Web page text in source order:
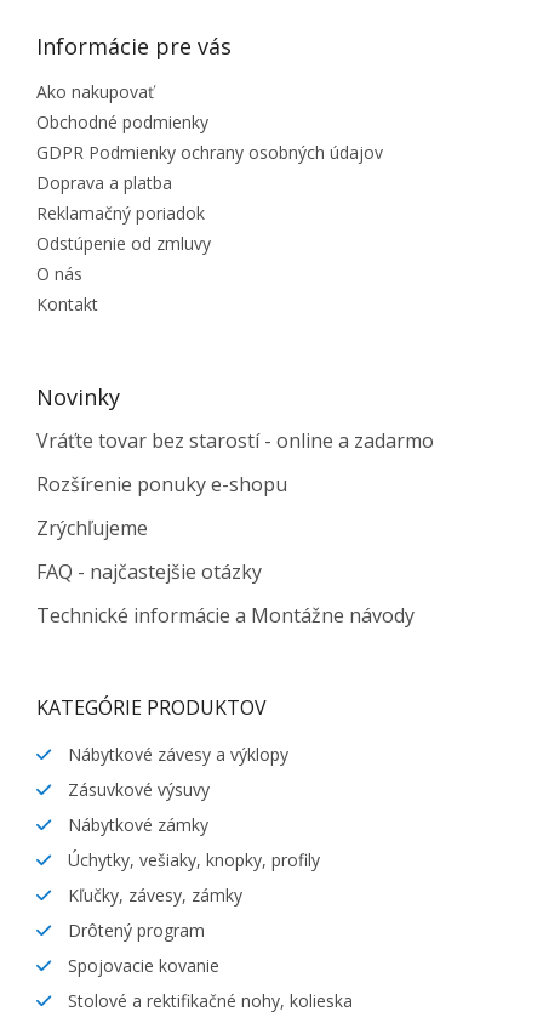
Informácie pre vás
Ako nakupovať
Obchodné podmienky
GDPR Podmienky ochrany osobných údajov
Doprava a platba
Reklamačný poriadok
Odstúpenie od zmluvy
O nás
Kontakt
Novinky
Vráťte tovar bez starostí - online a zadarmo
Rozšírenie ponuky e-shopu
Zrýchľujeme
FAQ - najčastejšie otázky
Technické informácie a Montážne návody
KATEGÓRIE PRODUKTOV
Nábytkové závesy a výklopy
Zásuvkové výsuvy
Nábytkové zámky
Úchytky, vešiaky, knopky, profily
Kľučky, závesy, zámky
Drôtený program
Spojovacie kovanie
Stolové a rektifikačné nohy, kolieska